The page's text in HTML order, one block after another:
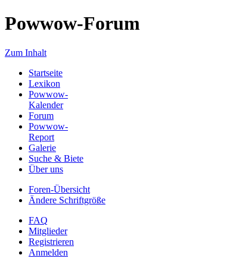
Powwow-Forum
Zum Inhalt
Startseite
Lexikon
Powwow-
Kalender
Forum
Powwow-
Report
Galerie
Suche & Biete
Über uns
Foren-Übersicht
Ändere Schriftgröße
FAQ
Mitglieder
Registrieren
Anmelden